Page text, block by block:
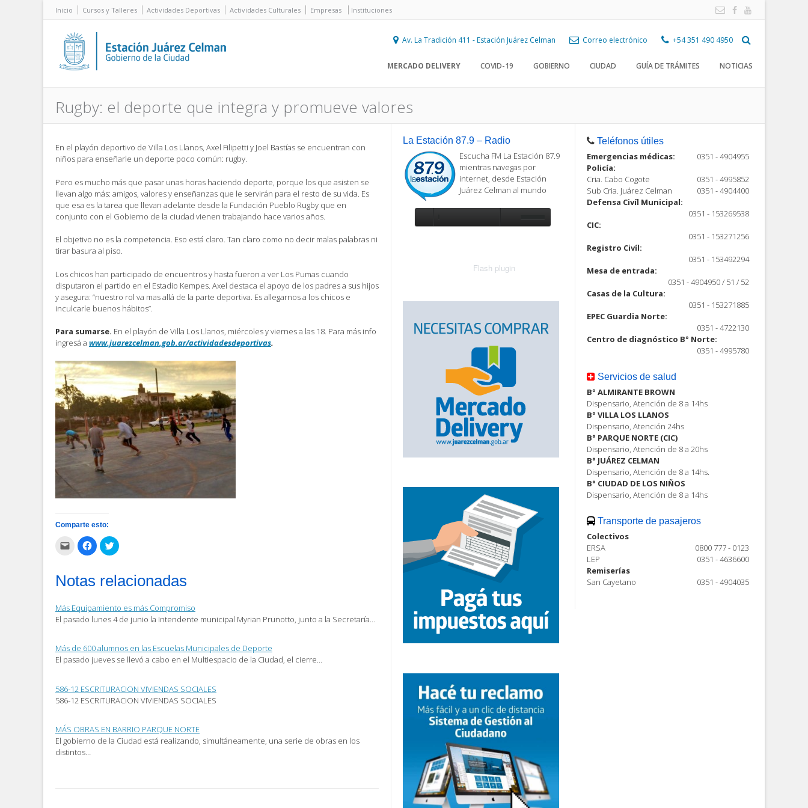
Inicio Cursos y Talleres Actividades Deportivas Actividades Culturales Empresas Instituciones
Av. La Tradición 411 - Estación Juárez Celman Correo electrónico +54 351 490 4950
MERCADO DELIVERY COVID-19 GOBIERNO CIUDAD GUÍA DE TRÁMITES NOTICIAS
Rugby: el deporte que integra y promueve valores
En el playón deportivo de Villa Los Llanos, Axel Filipetti y Joel Bastías se encuentran con
niños para enseñarle un deporte poco común: rugby.
Pero es mucho más que pasar unas horas haciendo deporte, porque los que asisten se
llevan algo más: amigos, valores y enseñanzas que le servirán para el resto de su vida. Es
que esa es la tarea que llevan adelante desde la Fundación Pueblo Rugby que en
conjunto con el Gobierno de la ciudad vienen trabajando hace varios años.
El objetivo no es la competencia. Eso está claro. Tan claro como no decir malas palabras ni
tirar basura al piso.
Los chicos han participado de encuentros y hasta fueron a ver Los Pumas cuando
disputaron el partido en el Estadio Kempes. Axel destaca el apoyo de los padres a sus hijos
y asegura: “nuestro rol va mas allá de la parte deportiva. Es allegarnos a los chicos e
inculcarle buenos hábitos”.
Para sumarse. En el playón de Villa Los Llanos, miércoles y viernes a las 18. Para más info
ingresá a www.juarezcelman.gob.ar/actividadesdeportivas.
Comparte esto:
Haz
clic
para
correo
electrónico
amigo
(Se
abre
ventana
nueva)
Haz
clic
para
Facebook
(Se
una
ventana
nueva)
Haz
clic
en
Twitter
(Se
una
ventana
nueva)
Notas relacionadas
Más Equipamiento es más Compromiso
El pasado lunes 4 de junio la Intendente municipal Myrian Prunotto, junto a la Secretaría…
Más de 600 alumnos en las Escuelas Municipales de Deporte
El pasado jueves se llevó a cabo en el Multiespacio de la Ciudad, el cierre…
586-12 ESCRITURACION VIVIENDAS SOCIALES
586-12 ESCRITURACION VIVIENDAS SOCIALES
MÁS OBRAS EN BARRIO PARQUE NORTE
El gobierno de la Ciudad está realizando, simultáneamente, una serie de obras en los
distintos…
La Estación 87.9 – Radio
Escucha FM La Estación 87.9
mientras navegas por
internet, desde Estación
Juárez Celman al mundo
Flash plugin
Teléfonos útiles
Emergencias médicas:
0351 - 4904955
Policía:
Cria. Cabo Cogote
0351 - 4995852
Sub Cria. Juárez Celman
0351 - 4904400
Defensa Civíl Municipal:
0351 - 153269538
CIC:
0351 - 153271256
Registro Civíl:
0351 - 153492294
Mesa de entrada:
0351 - 4904950 / 51 / 52
Casas de la Cultura:
0351 - 153271885
EPEC Guardia Norte:
0351 - 4722130
Centro de diagnóstico B° Norte:
0351 - 4995780
Servicios de salud
B° ALMIRANTE BROWN
Dispensario, Atención de 8 a 14hs
B° VILLA LOS LLANOS
Dispensario, Atención 24hs
B° PARQUE NORTE (CIC)
Dispensario, Atención de 8 a 20hs
B° JUÁREZ CELMAN
Dispensario, Atención de 8 a 14hs.
B° CIUDAD DE LOS NIÑOS
Dispensario, Atención de 8 a 14hs
Transporte de pasajeros
Colectivos
ERSA
0800 777 - 0123
LEP
0351 - 4636600
Remiserías
San Cayetano
0351 - 4904035